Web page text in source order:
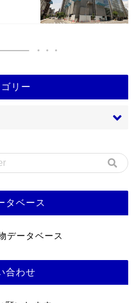
リー
タベース
データベース
合わせ